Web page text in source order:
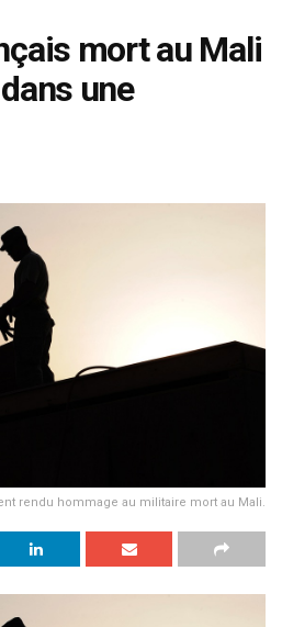
mort au Mali
une
rendu hommage au militaire mort au Mali.